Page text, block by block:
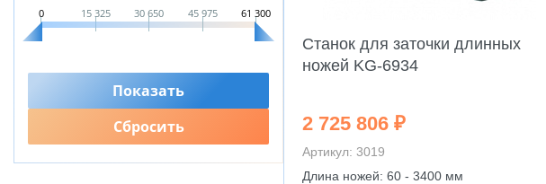
0 15 325 30 650 45 975 61 300
Станок для заточки длинных
ножей KG-6934
2 725 806 ₽
Артикул: 3019
Длина ножей: 60 - 3400 мм